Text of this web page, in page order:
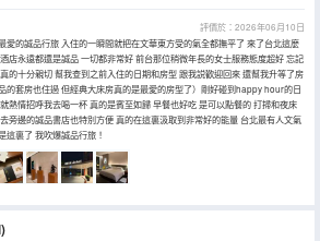
評價於：2026年06月10日
愛的誠品行旅 入住的一瞬間就把在文華東方受的氣全都撫平了 來了台北這麼
店永遠都還是誠品 一切都非常好 前台那位稍微年長的女士服務態度超好 忘記
的十分親切 幫我查到之前入住的日期和房型 跟我説歡迎回來 還幫我升等了房
的套房也住過 但經典大床房真的是最愛的房型了）剛好碰到happy hour的日
熱情招呼我去喝一杯 真的是賓至如歸 早餐也好吃 是可以點餐的 打掃和夜床
旁邊的誠品書店也特別方便 真的在這裏汲取到非常好的能量 台北最有人文氣
這裏了 我吹爆誠品行旅！